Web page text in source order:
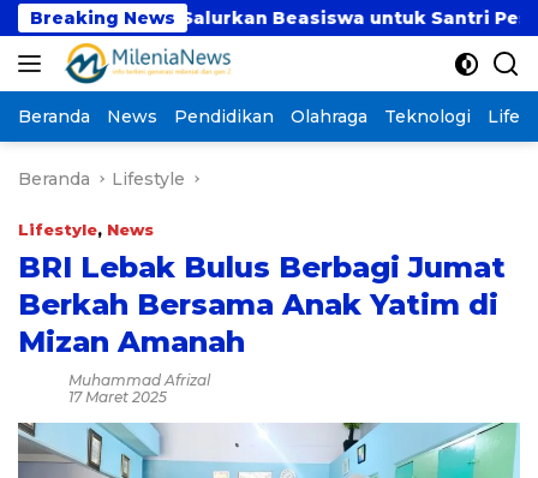
Langsung
ke
konten
Breaking News
Salurkan Beasiswa untuk Santri Pesantren
Beranda News Pendidikan Olahraga Teknologi
Beranda Lifestyle
Lifestyle, News
BRI Lebak Bulus Berbagi Jumat
Berkah Bersama Anak Yatim di
Mizan Amanah
Muhammad Afrizal
17 Maret 2025